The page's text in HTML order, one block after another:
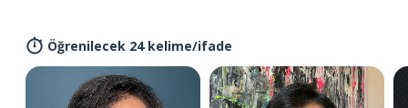
Öğrenilecek 24 kelime/ifade